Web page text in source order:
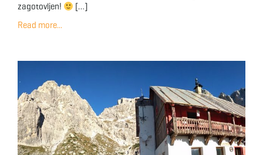
zagotovljen!
[…]
Read more...